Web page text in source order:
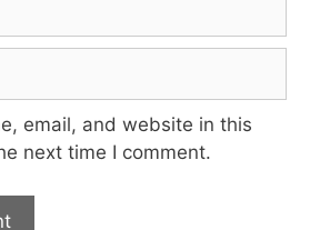
email, and website in this
next time I comment.